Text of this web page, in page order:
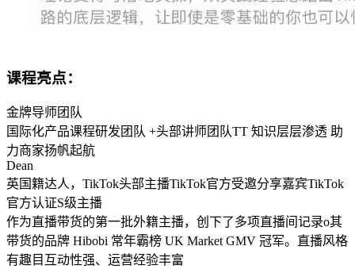
课程亮点：
金牌导师团队
国际化产品课程研发团队 +头部讲师团队TT 知识层层渗透 助
力商家扬帆起航
Dean
英国籍达人，TikTok头部主播TikTok官方受邀分享嘉宾TikTok
官方认证S级主播
作为直播带货的第一批外籍主播，创下了多项直播间记录o其
带货的品牌 Hibobi 常年霸榜 UK Market GMV 冠军。直播风格
有趣目互动性强、运营经验丰富